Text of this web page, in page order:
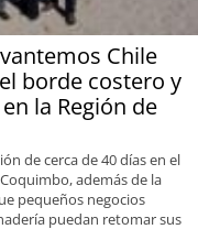
Chile
borde costero y
la Región de
de cerca de 40 días en el
además de la
pequeños negocios
puedan retomar sus